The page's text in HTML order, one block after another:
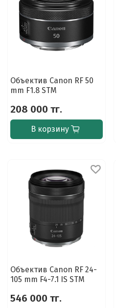
Объектив Canon RF 50
mm F1.8 STM
208 000 тг.
В корзину
Объектив Canon RF 24-
105 mm F4-7.1 IS STM
546 000 тг.